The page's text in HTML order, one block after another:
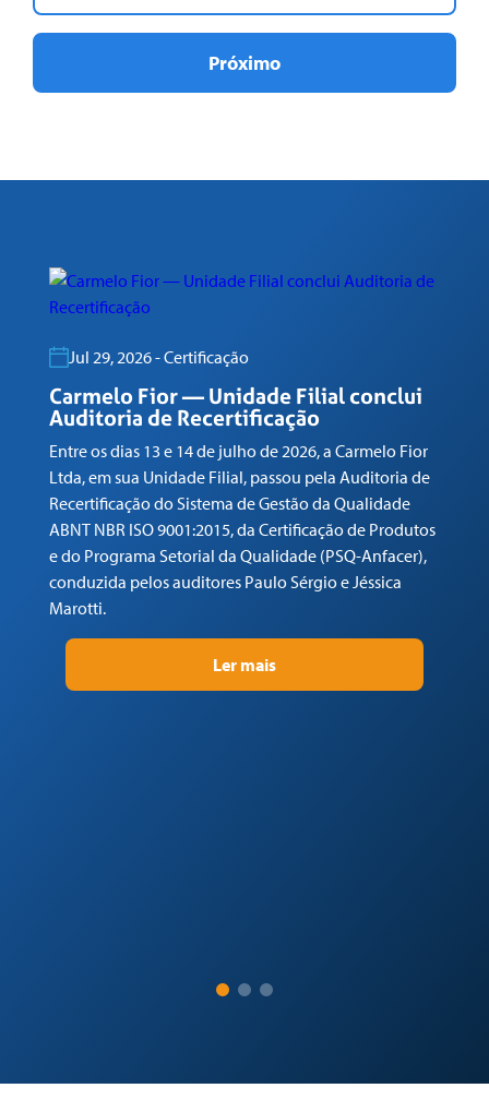
Próximo
Jul 29, 2026 - Certificação
Carmelo Fior — Unidade Filial conclui
Auditoria de Recertificação
Entre os dias 13 e 14 de julho de 2026, a Carmelo Fior
Ltda, em sua Unidade Filial, passou pela Auditoria de
Recertificação do Sistema de Gestão da Qualidade
ABNT NBR ISO 9001:2015, da Certificação de Produtos
e do Programa Setorial da Qualidade (PSQ-Anfacer),
conduzida pelos auditores Paulo Sérgio e Jéssica
Marotti.
Ler mais